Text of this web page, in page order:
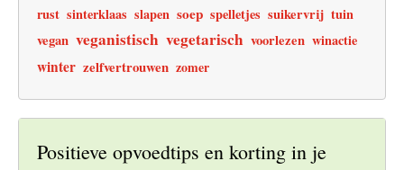
rust sinterklaas slapen soep spelletjes suikervrij tuin
vegan veganistisch vegetarisch voorlezen winactie
winter zelfvertrouwen zomer
Positieve opvoedtips en korting in je